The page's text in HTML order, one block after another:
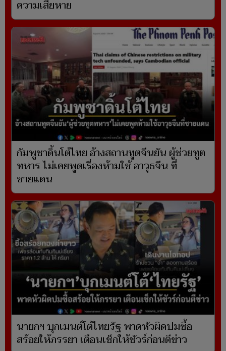
ความเสียหาย
กัมพูชาดิ้นโต้ไทย อ้างสถานทูตจีนยัน ผู้ช่วยทูต
ทหาร ไม่เคยพูดเรื่องห้ามใช้ อาวุธจีน ที่
ชายแดน
นายกฯ บุกเมนต์โต้ไทยรัฐ พาดหัวผิดปมซื้อ
สร้อยให้ภรรยา เตือนเช็กให้ชัวร์ก่อนตีข่าว